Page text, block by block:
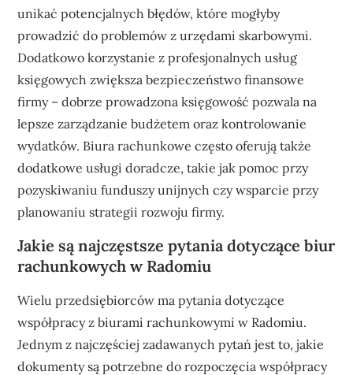
unikać potencjalnych błędów, które mogłyby
prowadzić do problemów z urzędami skarbowymi.
Dodatkowo korzystanie z profesjonalnych usług
księgowych zwiększa bezpieczeństwo finansowe
firmy – dobrze prowadzona księgowość pozwala na
lepsze zarządzanie budżetem oraz kontrolowanie
wydatków. Biura rachunkowe często oferują także
dodatkowe usługi doradcze, takie jak pomoc przy
pozyskiwaniu funduszy unijnych czy wsparcie przy
planowaniu strategii rozwoju firmy.
Jakie są najczęstsze pytania dotyczące biur
rachunkowych w Radomiu
Wielu przedsiębiorców ma pytania dotyczące
współpracy z biurami rachunkowymi w Radomiu.
Jednym z najczęściej zadawanych pytań jest to, jakie
dokumenty są potrzebne do rozpoczęcia współpracy